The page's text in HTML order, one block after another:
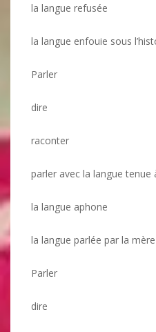
la langue refusée
la langue enfouie sous
Parler
dire
raconter
parler avec la langue tenue
la langue aphone
la langue parlée par la
Parler
dire